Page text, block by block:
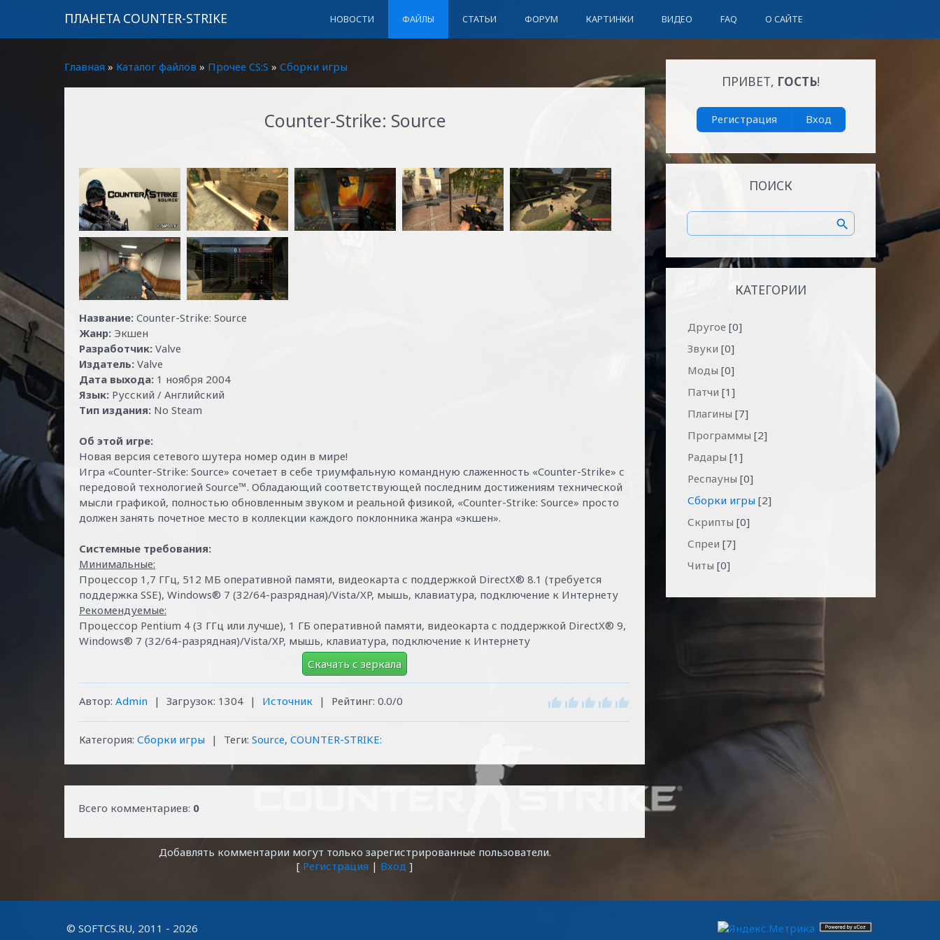
ПЛАНЕТА COUNTER-STRIKE НОВОСТИ ФАЙЛЫ СТАТЬИ ФОРУМ КАРТИНКИ ВИДЕО FAQ О САЙТЕ
Главная » Каталог файлов » Прочее CS:S » Сборки игры
Counter-Strike: Source
Название: Counter-Strike: Source
Жанр: Экшен
Разработчик: Valve
Издатель: Valve
Дата выхода: 1 ноября 2004
Язык: Русский / Английский
Тип издания: No Steam
Об этой игре:
Новая версия сетевого шутера номер один в мире!
Игра «Counter-Strike: Source» сочетает в себе триумфальную командную слаженность «Counter-Strike» с
передовой технологией Source™. Обладающий соответствующей последним достижениям технической
мысли графикой, полностью обновленным звуком и реальной физикой, «Counter-Strike: Source» просто
должен занять почетное место в коллекции каждого поклонника жанра «экшен».
Системные требования:
Минимальные:
Процессор 1,7 ГГц, 512 МБ оперативной памяти, видеокарта с поддержкой DirectX® 8.1 (требуется
поддержка SSE), Windows® 7 (32/64-разрядная)/Vista/XP, мышь, клавиатура, подключение к Интернету
Рекомендуемые:
Процессор Pentium 4 (3 ГГц или лучше), 1 ГБ оперативной памяти, видеокарта с поддержкой DirectX® 9,
Windows® 7 (32/64-разрядная)/Vista/XP, мышь, клавиатура, подключение к Интернету
Скачать с зеркала
Автор: Admin | Загрузок: 1304 | Источник | Рейтинг: 0.0/0
Категория: Сборки игры | Теги: Source, COUNTER-STRIKE:
Всего комментариев: 0
Добавлять комментарии могут только зарегистрированные пользователи.
[ Регистрация | Вход ]
ПРИВЕТ, ГОСТЬ!
Регистрация Вход
ПОИСК
КАТЕГОРИИ
Другое [0]
Звуки [0]
Моды [0]
Патчи [1]
Плагины [7]
Программы [2]
Радары [1]
Респауны [0]
Сборки игры [2]
Скрипты [0]
Спреи [7]
Читы [0]
© SOFTCS.RU, 2011 - 2026